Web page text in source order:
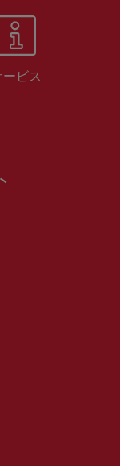
ビス